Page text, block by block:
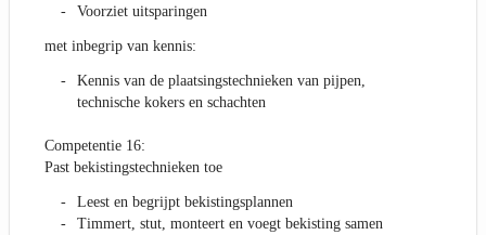
Voorziet uitsparingen
met inbegrip van kennis:
Kennis van de plaatsingstechnieken van pijpen,
technische kokers en schachten
Competentie 16:
Past bekistingstechnieken toe
Leest en begrijpt bekistingsplannen
Timmert, stut, monteert en voegt bekisting samen